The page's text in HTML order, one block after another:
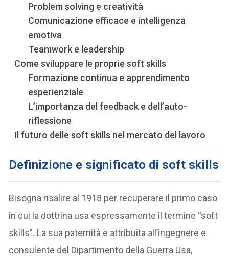
Problem solving e creatività
Comunicazione efficace e intelligenza
emotiva
Teamwork e leadership
Come sviluppare le proprie soft skills
Formazione continua e apprendimento
esperienziale
L’importanza del feedback e dell’auto-
riflessione
Il futuro delle soft skills nel mercato del lavoro
Definizione e significato di soft skills
Bisogna risalire al 1918 per recuperare il primo caso
in cui la dottrina usa espressamente il termine “soft
skills”. La sua paternità è attribuita all’ingegnere e
consulente del Dipartimento della Guerra Usa,